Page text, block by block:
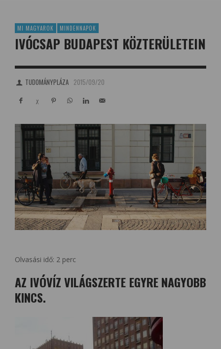
MI MAGYAROK MINDENNAPOK
IVÓCSAP BUDAPEST KÖZTERÜLETEIN
TUDOMÁNYPLÁZA 2015/09/20
Olvasási idő: 2 perc
AZ IVÓVÍZ VILÁGSZERTE EGYRE NAGYOBB
KINCS.